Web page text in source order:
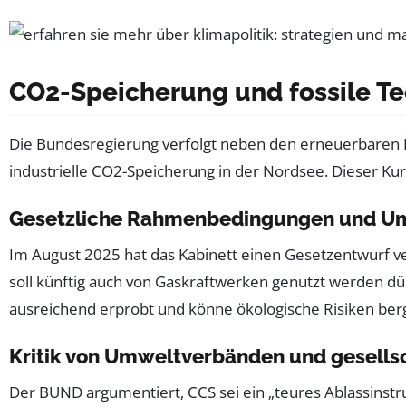
CO2-Speicherung und fossile
Die Bundesregierung verfolgt neben den erneuerbaren
industrielle CO2-Speicherung in der Nordsee. Dieser
Gesetzliche Rahmenbedingungen und
Im August 2025 hat das Kabinett einen Gesetzentwurf
soll künftig auch von Gaskraftwerken genutzt werden
ausreichend erprobt und könne ökologische Risiken
Kritik von Umweltverbänden und
Der BUND argumentiert, CCS sei ein „teures